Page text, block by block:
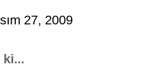
27, 2009
ki...